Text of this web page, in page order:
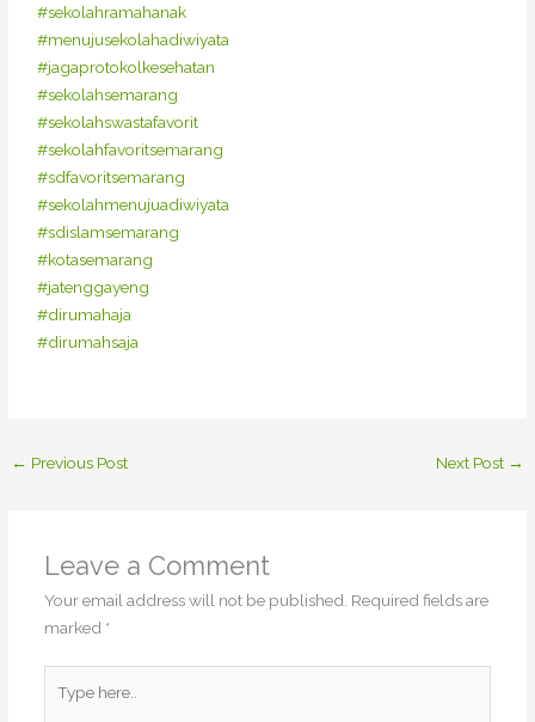
#sekolahramahanak
#menujusekolahadiwiyata
#jagaprotokolkesehatan
#sekolahsemarang
#sekolahswastafavorit
#sekolahfavoritsemarang
#sdfavoritsemarang
#sekolahmenujuadiwiyata
#sdislamsemarang
#kotasemarang
#jatenggayeng
#dirumahaja
#dirumahsaja
← Previous Post Next Post →
Leave a Comment
Your email address will not be published. Required fields are
marked *
here..